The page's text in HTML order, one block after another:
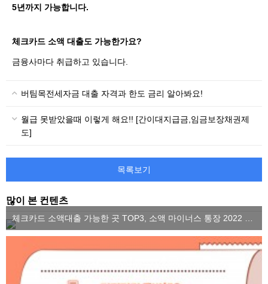
5년까지 가능합니다.
체크카드 소액 대출도 가능한가요?
금융사마다 취급하고 있습니다.
버팀목전세자금 대출 자격과 한도 금리 알아봐요!
월급 못받았을때 이렇게 해요!! [간이대지급금,임금보장채권제
도]
목록보기
많이 본 컨텐츠